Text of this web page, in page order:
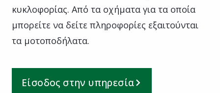
κυκλοφορίας. Από τα οχήματα για τα οποία
μπορείτε να δείτε πληροφορίες εξαιτούνται
τα μοτοποδήλατα.
Είσοδος στην υπηρεσία